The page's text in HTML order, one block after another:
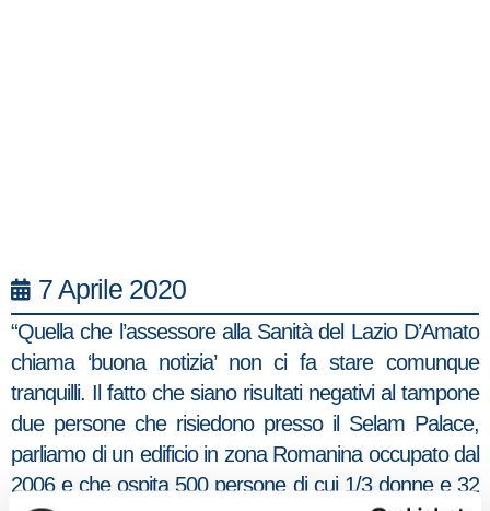
7 Aprile 2020
“Quella che l’assessore alla Sanità del Lazio D’Amato
chiama ‘buona notizia’ non ci fa stare comunque
tranquilli. Il fatto che siano risultati negativi al tampone
due persone che risiedono presso il Selam Palace,
parliamo di un edificio in zona Romanina occupato dal
2006 e che ospita 500 persone di cui 1/3 donne e 32